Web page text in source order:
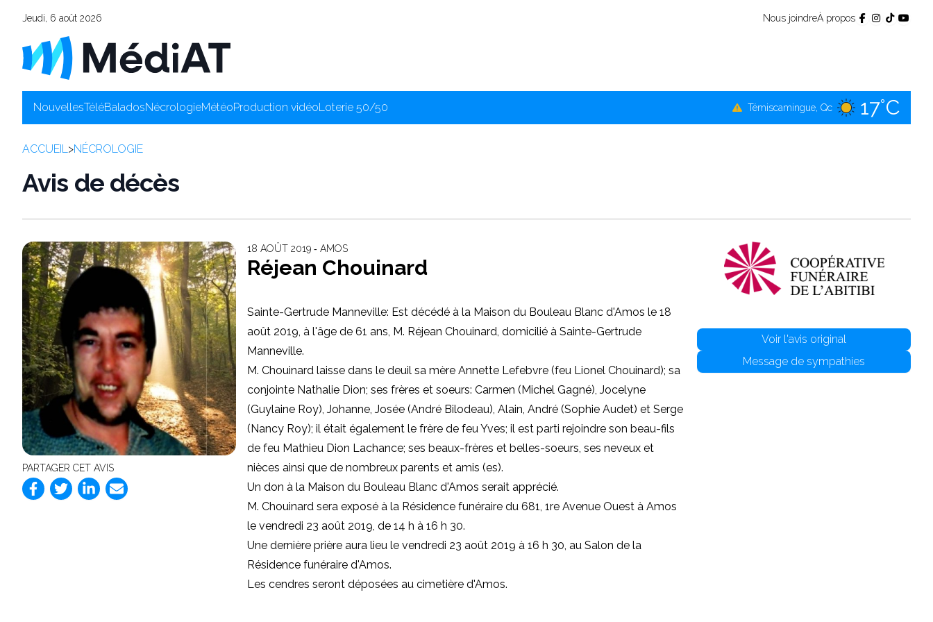
Jeudi, 6 août 2026 Nous joindreÀ propos
NouvellesTéléBaladosNécrologieMétéoProduction vidéoLoterie 50/50 Témiscamingue, Qc 17°C
Amos, Qc 19°C
ACCUEIL>NÉCROLOGIE
Avis de décès
PARTAGER CET AVIS
18 AOÛT 2019 ‐ AMOS
Réjean Chouinard
Sainte-Gertrude Manneville: Est décédé à la Maison du Bouleau Blanc d'Amos le 18
août 2019, à l'âge de 61 ans, M. Réjean Chouinard, domicilié à Sainte-Gertrude
Manneville.
M. Chouinard laisse dans le deuil sa mère Annette Lefebvre (feu Lionel Chouinard); sa
conjointe Nathalie Dion; ses frères et soeurs: Carmen (Michel Gagné), Jocelyne
(Guylaine Roy), Johanne, Josée (André Bilodeau), Alain, André (Sophie Audet) et Serge
(Nancy Roy); il était également le frère de feu Yves; il est parti rejoindre son beau-fils
de feu Mathieu Dion Lachance; ses beaux-frères et belles-soeurs, ses neveux et
nièces ainsi que de nombreux parents et amis (es).
Un don à la Maison du Bouleau Blanc d'Amos serait apprécié.
M. Chouinard sera exposé à la Résidence funéraire du 681, 1re Avenue Ouest à Amos
le vendredi 23 août 2019, de 14 h à 16 h 30.
Une dernière prière aura lieu le vendredi 23 août 2019 à 16 h 30, au Salon de la
Résidence funéraire d'Amos.
Les cendres seront déposées au cimetière d'Amos.
Voir l'avis original
Message de sympathies